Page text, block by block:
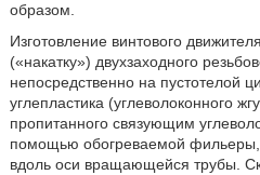
образом.
Изготовление винтового
(«накатку») двухзаходного
непосредственно на пустотелой
углепластика (углеволоконного
пропитанного связующим
помощью обогреваемой фильеры,
вдоль оси вращающейся трубы.